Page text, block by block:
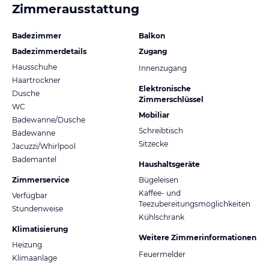
Zimmerausstattung
Badezimmer
Badezimmerdetails
Hausschuhe
Haartrockner
Dusche
WC
Badewanne/Dusche
Badewanne
Jacuzzi/Whirlpool
Bademantel
Zimmerservice
Verfügbar
Stundenweise
Klimatisierung
Heizung
Klimaanlage
Balkon
Zugang
Innenzugang
Elektronische
Zimmerschlüssel
Mobiliar
Schreibtisch
Sitzecke
Haushaltsgeräte
Bügeleisen
Kaffee- und
Teezubereitungsmöglichkeiten
Kühlschrank
Weitere Zimmerinformationen
Feuermelder